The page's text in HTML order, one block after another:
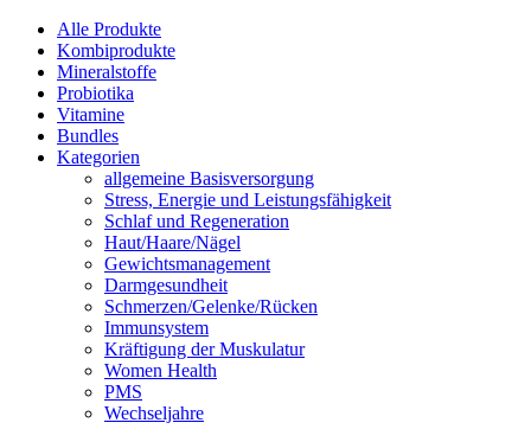
Alle Produkte
Kombiprodukte
Mineralstoffe
Probiotika
Vitamine
Bundles
Kategorien
allgemeine Basisversorgung
Stress, Energie und Leistungsfähigkeit
Schlaf und Regeneration
Haut/Haare/Nägel
Gewichtsmanagement
Darmgesundheit
Schmerzen/Gelenke/Rücken
Immunsystem
Kräftigung der Muskulatur
Women Health
PMS
Wechseljahre